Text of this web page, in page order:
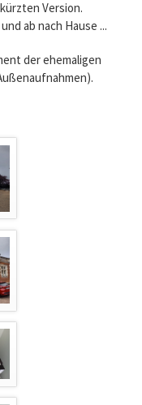
Version.
ab nach Hause ...
der ehemaligen